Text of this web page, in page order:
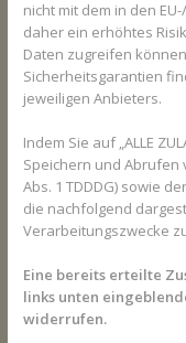
vor Monaten schon
Vorteil 3: Zeitersparnis
Wir erstellen Ihnen am
aller bei uns
Krankenkasse oder
Informationen wie z.
Krankenkasse können
nicht mit dem in den
daher ein erhöhtes
Daten zugreifen
Sicherheitsgarantien
jeweiligen Anbieters.
Indem Sie auf „ALLE
Speichern und Abrufen
Abs. 1 TDDDG) sowie
die nachfolgend
Verarbeitungszwecke zu
Eine bereits erteilte
links unten
widerrufen.